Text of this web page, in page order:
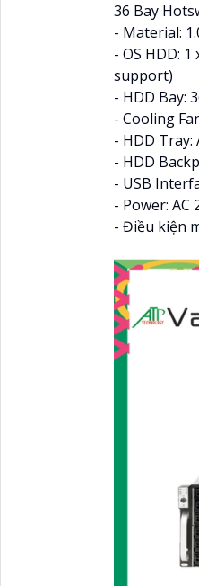
36 Bay
- Material:
- OS HDD:
support)
- HDD Bay:
- Cooling
- HDD Tray:
- HDD
- USB
- Power: AC
- Điều kiện